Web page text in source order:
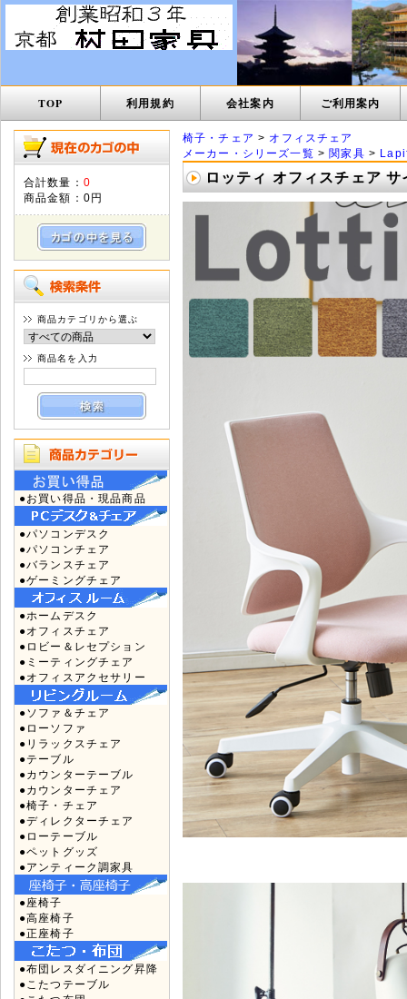
TOP 利用規約 会社案内 ご利用案内
合計数量： 0
商品金額： 0円
商品カテゴリから選ぶ
商品名を入力
●お買い得品・現品商品
●パソコンデスク
●パソコンチェア
●バランスチェア
●ゲーミングチェア
●ホームデスク
●オフィスチェア
●ロビー＆レセプション
●ミーティングチェア
●オフィスアクセサリー
●ソファ＆チェア
●ローソファ
●リラックスチェア
●テーブル
●カウンターテーブル
●カウンターチェア
●椅子・チェア
●ディレクターチェア
●ローテーブル
●ペットグッズ
●アンティーク調家具
●座椅子
●高座椅子
●正座椅子
●布団レスダイニング昇降
●こたつテーブル
椅子・チェア > オフィスチェア
メーカー・シリーズ一覧 >関家具 >
ロッティ オフィスチェア